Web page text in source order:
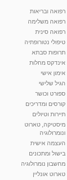
10:17
01:37
01:46
05:37
רפואה ובריאות
רפואה משלימה
רפואה סינית
טיפולי נטורופתיה
תרופות סבתא
אינדקס מחלות
אימון אישי
הגיל שלישי
ספורט וכושר
קורסים ומדריכים
תיירות וטיולים
מיסטיקה, טארוט
ונומרולוגיה
העצמה אישית
בישול ומתכונים
מחשבון נומרולוגיה
טארוט אונליין